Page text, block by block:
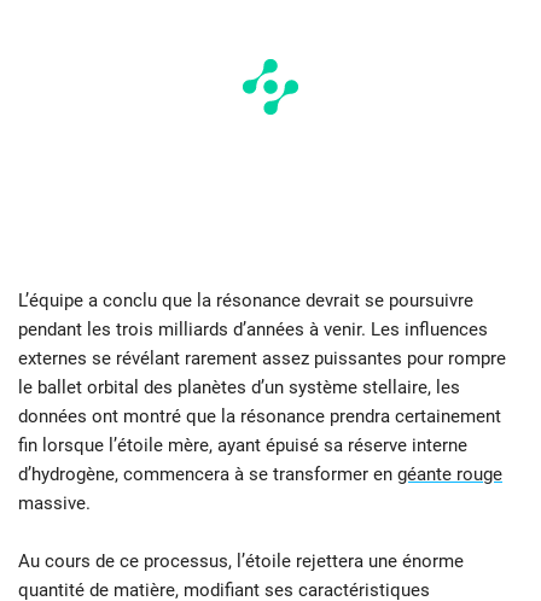
L’équipe a conclu que la résonance devrait se poursuivre
pendant les trois milliards d’années à venir. Les influences
externes se révélant rarement assez puissantes pour rompre
le ballet orbital des planètes d’un système stellaire, les
données ont montré que la résonance prendra certainement
fin lorsque l’étoile mère, ayant épuisé sa réserve interne
d’hydrogène, commencera à se transformer en géante rouge
massive.
Au cours de ce processus, l’étoile rejettera une énorme
quantité de matière, modifiant ses caractéristiques